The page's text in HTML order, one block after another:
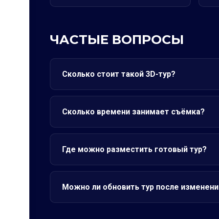
ЧАСТЫЕ ВОПРОСЫ
Сколько стоит такой 3D-тур?
Сколько времени занимает съёмка?
Где можно разместить готовый тур?
Можно ли обновить тур после